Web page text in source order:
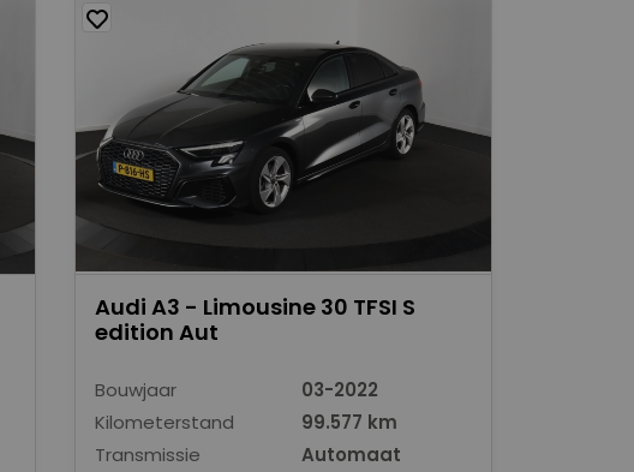
Audi A3 - Limousine 30 TFSI S
edition Aut
Bouwjaar
03-2022
Kilometerstand
99.577 km
Transmissie
Automaat